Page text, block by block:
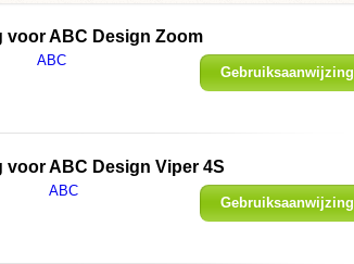
voor ABC Design Zoom
ABC
Gebruiksaanwijzing
ABC Design Viper 4S
ABC
Gebruiksaanwijzing